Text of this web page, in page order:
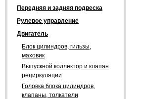
Передняя и задняя подвеска
Рулевое управление
Двигатель
Блок цилиндров, гильзы,
маховик
Выпускной коллектор и клапан
рециркуляции
Головка блока цилиндров,
клапаны, толкатели